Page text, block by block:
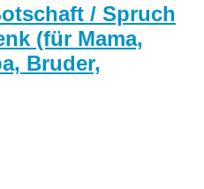
/ Spruch
(für Mama,
Bruder,